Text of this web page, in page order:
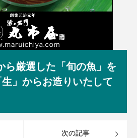
ら厳選した「旬の魚」を
」からお造りいたして
次の記事